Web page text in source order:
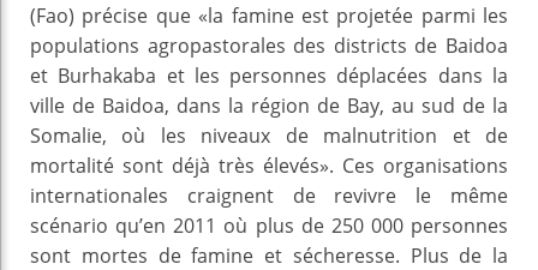
(Fao) précise que «la famine est projetée parmi les
populations agropastorales des districts de Baidoa
et Burhakaba et les personnes déplacées dans la
ville de Baidoa, dans la région de Bay, au sud de la
Somalie, où les niveaux de malnutrition et de
mortalité sont déjà très élevés». Ces organisations
internationales craignent de revivre le même
scénario qu’en 2011 où plus de 250 000 personnes
sont mortes de famine et sécheresse. Plus de la